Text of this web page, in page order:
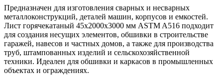
Предназначен для изготовления сварных и несварных
металлоконструкций, деталей машин, корпусов и емкостей.
Лист горячекатаный 45х2000х3000 мм ASTM A516 подходит
для создания несущих элементов, обшивки в строительстве
гаражей, навесов и частных домов, а также для производства
труб, штампованных изделий и сельскохозяйственной
техники. Идеален для обшивки и каркасов в промышленных
объектах и ограждениях.